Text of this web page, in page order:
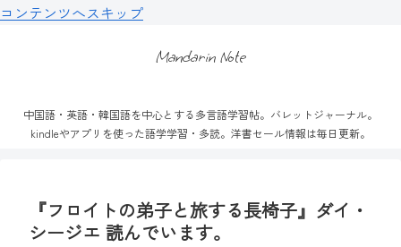
コンテンツへスキップ
Mandarin Note
中国語・英語・韓国語を中心とする多言語学習帖。バレットジャーナル。
kindleやアプリを使った語学学習・多読。洋書セール情報は毎日更新。
『フロイトの弟子と旅する長椅子』ダイ・
シージエ 読んでいます。